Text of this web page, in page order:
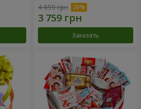
4 699 грн
Заказать